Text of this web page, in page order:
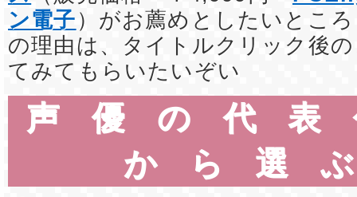
ン電子 ）がお薦めとしたいとこ
の理由は、タイトルクリック後
てみてもらいたいぞい
声優の代
から選